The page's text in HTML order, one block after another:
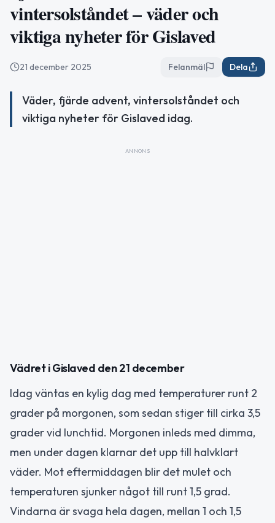
vintersolståndet – väder och
viktiga nyheter för Gislaved
21 december 2025 Felanmäl Dela
Väder, fjärde advent, vintersolståndet och
viktiga nyheter för Gislaved idag.
ANNONS
Vädret i Gislaved den 21 december
Idag väntas en kylig dag med temperaturer runt 2
grader på morgonen, som sedan stiger till cirka 3,5
grader vid lunchtid. Morgonen inleds med dimma,
men under dagen klarnar det upp till halvklart
väder. Mot eftermiddagen blir det mulet och
temperaturen sjunker något till runt 1,5 grad.
Vindarna är svaga hela dagen, mellan 1 och 1,5